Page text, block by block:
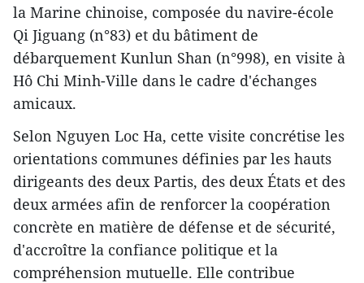
la Marine chinoise, composée du navire-école
Qi Jiguang (n°83) et du bâtiment de
débarquement Kunlun Shan (n°998), en visite à
Hô Chi Minh-Ville dans le cadre d'échanges
amicaux.
Selon Nguyen Loc Ha, cette visite concrétise les
orientations communes définies par les hauts
dirigeants des deux Partis, des deux États et des
deux armées afin de renforcer la coopération
concrète en matière de défense et de sécurité,
d'accroître la confiance politique et la
compréhension mutuelle. Elle contribue